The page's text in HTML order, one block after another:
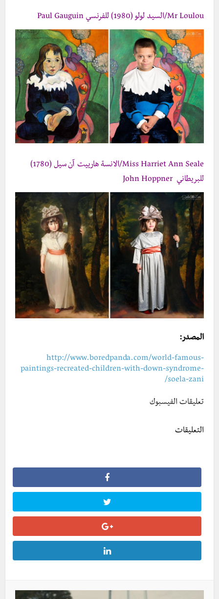
Mr Loulou/السيد لولو (1980) للفرنسي Paul Gauguin
Miss Harriet Ann Seale/الانسة هارييت آن سيل (1780)
للبريطاني John Hoppner
المصدر:
http://www.boredpanda.com/world-famous-
paintings-recreated-children-with-down-syndrome-
soela-zani/
تعليقات الفيسبوك
التعليقات